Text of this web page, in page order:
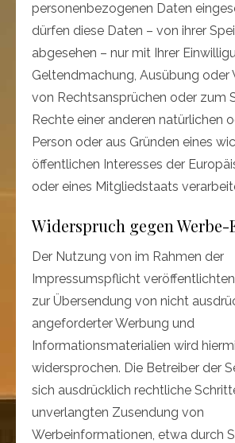
personenbezogenen Daten
dürfen diese Daten – von ihrer
abgesehen – nur mit Ihrer
Geltendmachung, Ausübung oder
von Rechtsansprüchen oder zum
Rechte einer anderen natürlichen
Person oder aus Gründen eines
öffentlichen Interesses der
oder eines Mitgliedstaats
Widerspruch gegen
Der Nutzung von im Rahmen der
Impressumspflicht
zur Übersendung von nicht
angeforderter Werbung und
Informationsmaterialien wird
widersprochen. Die Betreiber der
sich ausdrücklich rechtliche
unverlangten Zusendung von
Werbeinformationen, etwa durch